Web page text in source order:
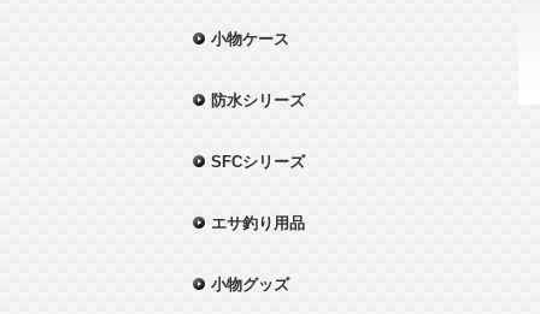
小物ケース
防水シリーズ
SFCシリーズ
エサ釣り用品
小物グッズ